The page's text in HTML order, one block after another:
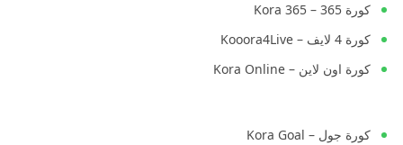
كورة 365 – Kora 365
كورة 4 لايف – Kooora4Live
كورة اون لاين – Kora Online
كورة جول – Kora Goal